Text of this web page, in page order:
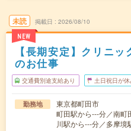
未読
NEW
掲載日 2026/08/10
【長期安定】クリニ
のお仕事
交通費別途支給あり 土日祝日が休
勤務地
東京都町田市
町田駅から---分／南町
川駅から---分／多摩